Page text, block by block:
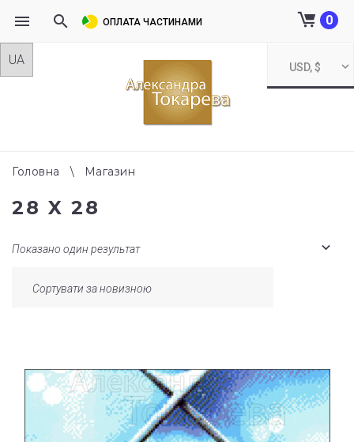
Skip
USD, $
0
ОПЛАТА ЧАСТИНАМИ
Головна \ Магазин
28 X 28
Показано один результат